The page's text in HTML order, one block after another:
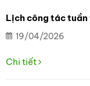
Lịch công tác
19/04/2026
Chi tiết